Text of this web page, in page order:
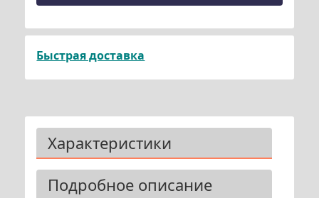
Быстрая доставка
Характеристики
Подробное описание